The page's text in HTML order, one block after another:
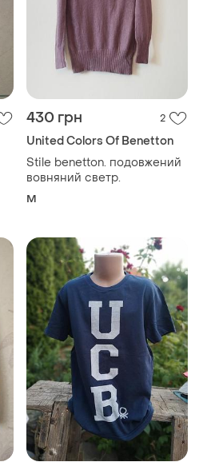
430 грн 2
United Colors Of Benetton
Stile benetton. подовжений
вовняний светр.
M